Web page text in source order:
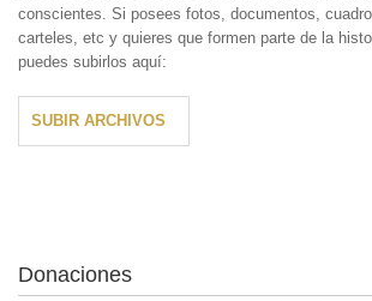
conscientes. Si posees fotos, documentos,
carteles, etc y quieres que formen parte de la
puedes subirlos aquí:
SUBIR ARCHIVOS
Donaciones